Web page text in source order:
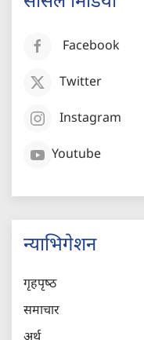
Facebook
Twitter
Instagram
Youtube
न्याभिगेशन
गृहपृष्‍ठ
समाचार